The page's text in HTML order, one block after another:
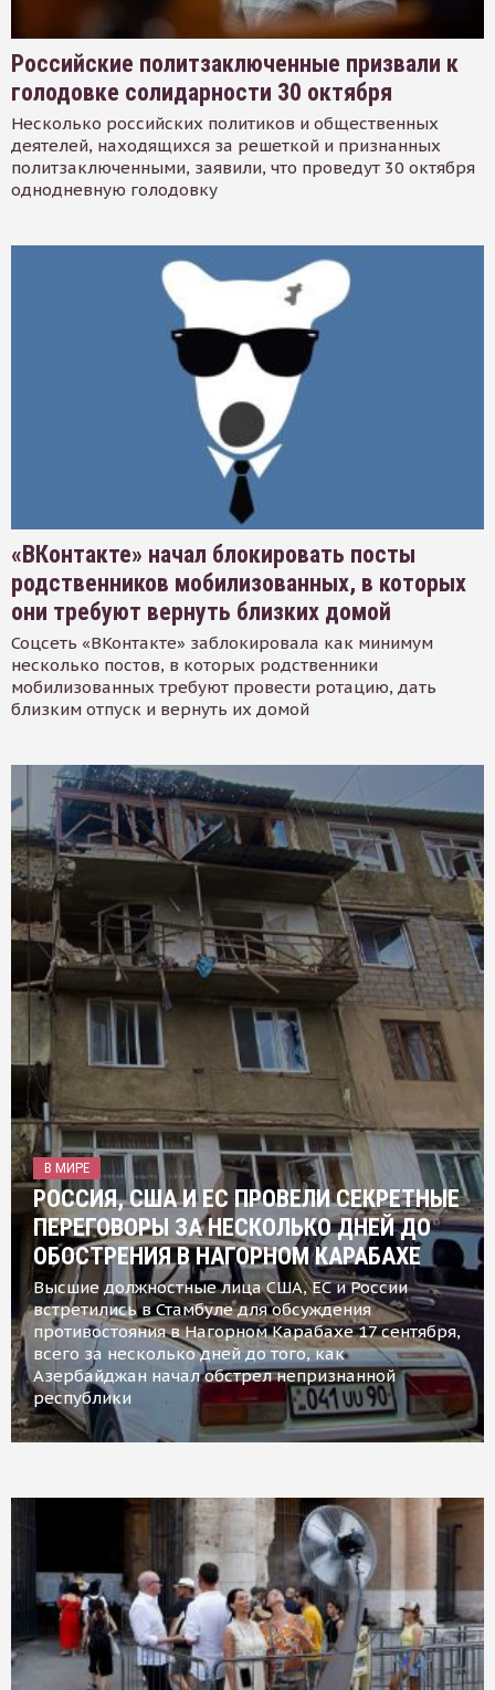
Российские политзаключенные призвали к
голодовке солидарности 30 октября
Несколько российских политиков и общественных
деятелей, находящихся за решеткой и признанных
политзаключенными, заявили, что проведут 30 октября
однодневную голодовку
«ВКонтакте» начал блокировать посты
родственников мобилизованных, в которых
они требуют вернуть близких домой
Соцсеть «ВКонтакте» заблокировала как минимум
несколько постов, в которых родственники
мобилизованных требуют провести ротацию, дать
близким отпуск и вернуть их домой
В МИРЕ
РОССИЯ, США И ЕС ПРОВЕЛИ СЕКРЕТНЫЕ
ПЕРЕГОВОРЫ ЗА НЕСКОЛЬКО ДНЕЙ ДО
ОБОСТРЕНИЯ В НАГОРНОМ КАРАБАХЕ
Высшие должностные лица США, ЕС и России
встретились в Стамбуле для обсуждения
противостояния в Нагорном Карабахе 17 сентября,
всего за несколько дней до того, как
Азербайджан начал обстрел непризнанной
республики